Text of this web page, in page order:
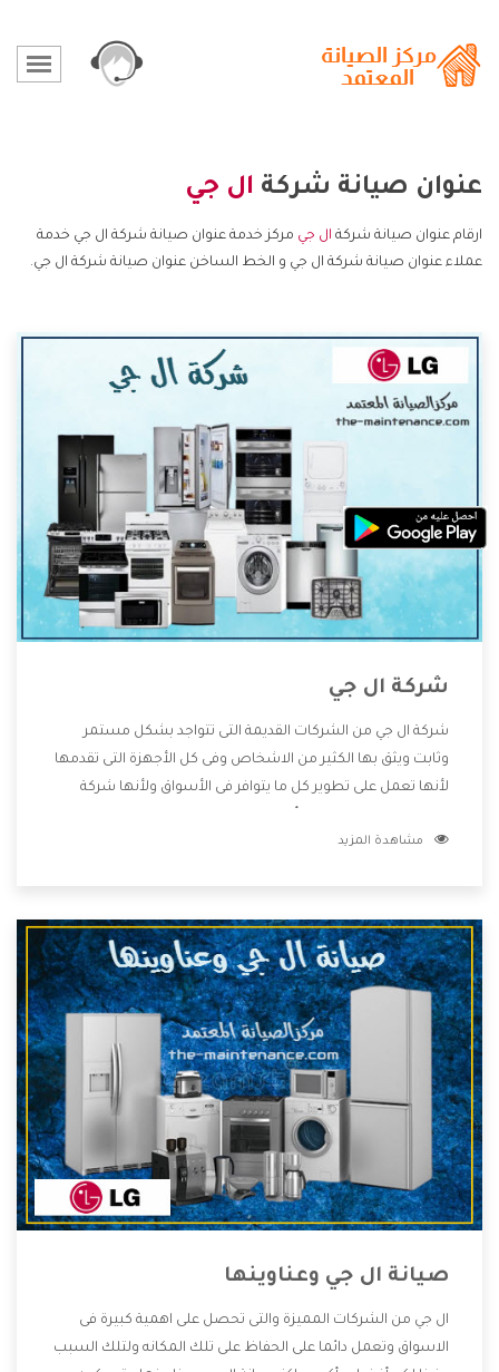
عنوان صيانة شركة ال جي
ارقام عنوان صيانة شركة ال جي مركز خدمة عنوان صيانة شركة ال جي خدمة
عملاء عنوان صيانة شركة ال جي و الخط الساخن عنوان صيانة شركة ال جي.
شركة ال جي
شركة ال جي من الشركات القديمة التى تتواجد بشكل مستمر
وثابت ويثق بها الكثير من الاشخاص وفى كل الأجهزة التى تقدمها
لأنها تعمل على تطوير كل ما يتوافر فى الأسواق ولأنها شركة
وتقدم للعملاء أقوى العروض والخصومات التى تسهل على
مشاهدة المزيد
صيانة ال جي وعناوينها
ال جي من الشركات المميزة والتى تحصل على اهمية كبيرة فى
الاسواق وتعمل دائما على الحفاظ على تلك المكانه ولتلك السبب